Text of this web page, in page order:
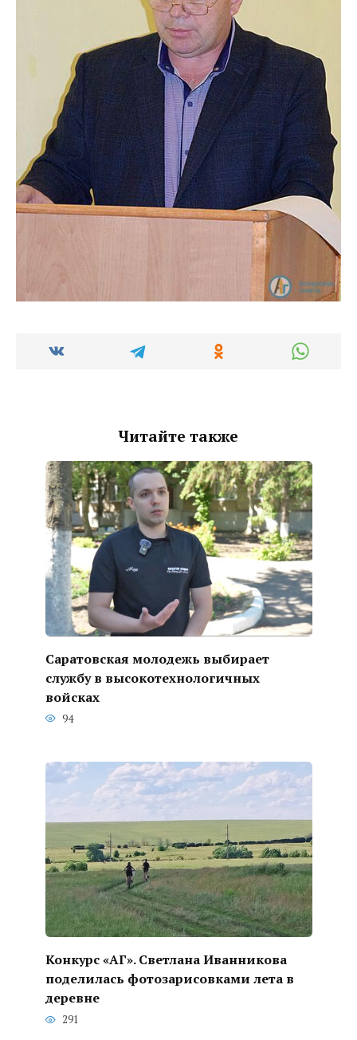
Читайте также
Саратовская молодежь выбирает
службу в высокотехнологичных
войсках
94
Конкурс «АГ». Светлана Иванникова
поделилась фотозарисовками лета в
деревне
291